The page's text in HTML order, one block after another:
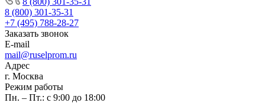
8 (800) 301-35-31
+7 (495) 788-28-27
Заказать звонок
E-mail
mail@ruselprom.ru
Адрес
г. Москва
Режим работы
Пн. – Пт.: с 9:00 до 18:00